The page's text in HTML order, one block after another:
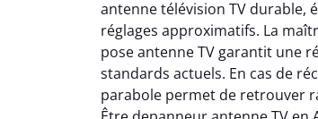
antenne télévision TV durable,
réglages approximatifs. La
pose antenne TV garantit une
standards actuels. En cas de
parabole permet de retrouver